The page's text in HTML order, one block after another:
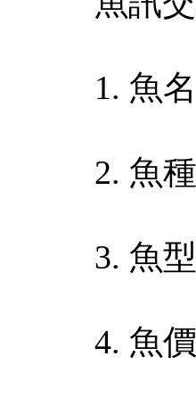
1. 魚
2. 魚
3. 魚
4. 魚